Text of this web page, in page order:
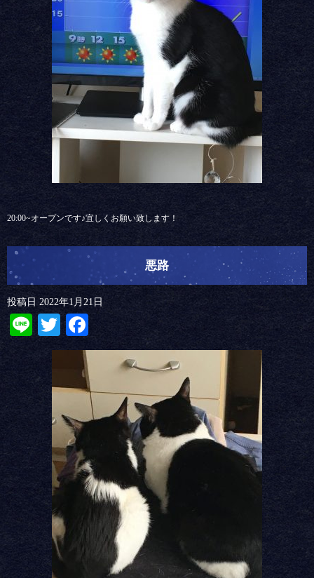
20:00~オープンです♪宜しくお願い致します！
悪路
投稿日 2022年1月21日
LineTwitterFacebook